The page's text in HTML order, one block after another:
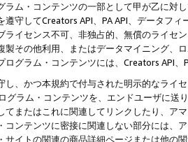
ラム・コンテンツの一部として甲が乙に対
遵守してCreators API、PA API、データフ
ライセンス不可、非独占的、無償のライセ
製その他利用、またはデータマイニング、
ログラム・コンテンツには、Creators API
し、かつ本規約で付与された明示的なライ
グラム・コンテンツを、エンドユーザに
てまたはこれに関連してリンクしたり、ア
コンテンツに密接に関連しない部分には、
サイトの関連の商品詳細ページまたは他の